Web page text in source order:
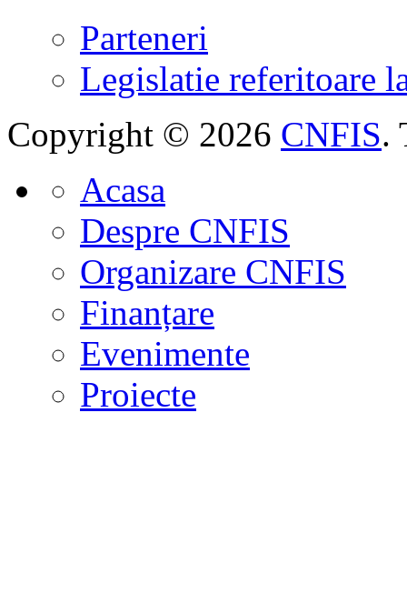
Parteneri
Legislatie referitoare
Copyright © 2026 CNFIS.
Acasa
Despre CNFIS
Organizare CNFIS
Finanțare
Evenimente
Proiecte